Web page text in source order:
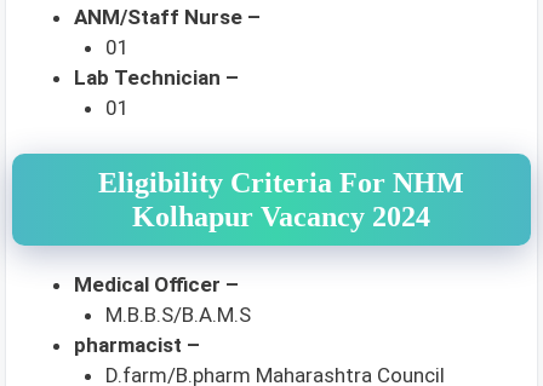
ANM/Staff Nurse –
01
Lab Technician –
01
Eligibility Criteria For NHM
Kolhapur Vacancy 2024
Medical Officer –
M.B.B.S/B.A.M.S
pharmacist –
D.farm/B.pharm Maharashtra Council